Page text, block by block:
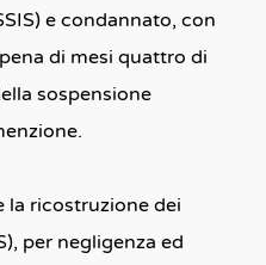
e condannato, con
di mesi quattro di
sospensione
la ricostruzione dei
per negligenza ed